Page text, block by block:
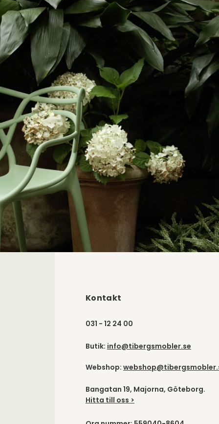
Kontakt
031 - 12 24 00
Butik: info@tibergsmobler.se
Webshop:
Bangatan 19, Majorna, Göteborg.
Hitta till oss >